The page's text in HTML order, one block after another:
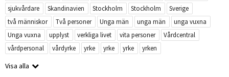
sjukvårdare
Skandinavien Stockholm Stockholm
Sverige
två människor
Två personer Unga män unga män
unga vuxna
Unga vuxna
upplyst verkliga livet vita personer
Vårdcentral
vårdpersonal
vårdyrke yrke yrke yrke yrken
Visa alla